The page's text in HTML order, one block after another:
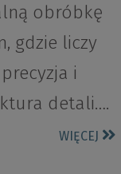
obróbkę
gdzie liczy
i
detali….
WIĘCEJ